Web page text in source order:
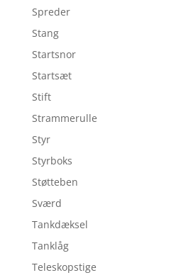
Spreder
Stang
Startsnor
Startsæt
Stift
Strammerulle
Styr
Styrboks
Støtteben
Sværd
Tankdæksel
Tanklåg
Teleskopstige